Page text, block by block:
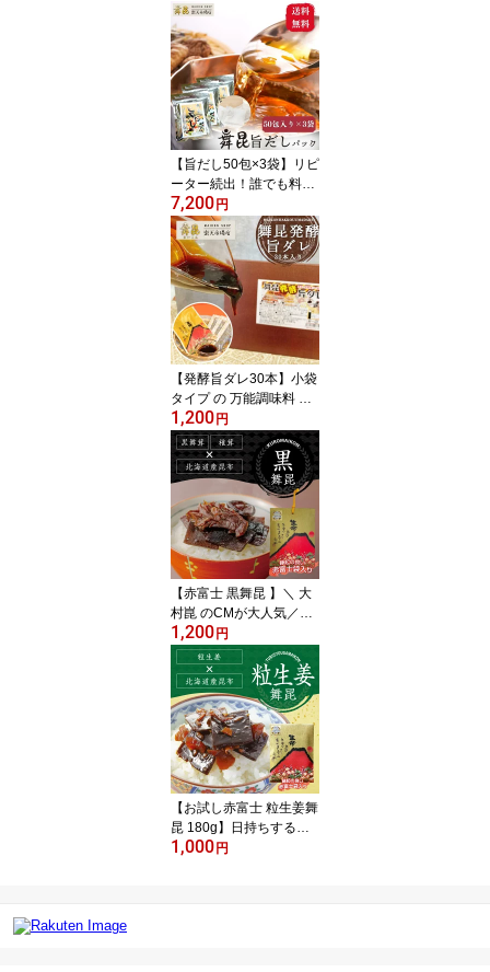
お歳暮｜内祝い 法事 お
返し お彼岸 初盆 新盆 お
供え物 粗供養｜お配り
ご挨拶 法人ギフト まと
め買い 帰省土産 手土産
｜高級佃煮 昆布佃煮 ご
飯のお供 ギフト 詰め合
わせ｜常温保存 長期保存
日持ち
【旨だし50包×3袋】リピ
ーター続出！誰でも料理
上手になれる だしパック
出汁パック こんぶだし
出汁 だし 出し ダシ こん
ぶ 昆布 万能だし 和風だ
し 昆布だし 昆布出汁 合
わせだし 旨味だし 粉末
だしの素 おせち お中元
うどんだし 味噌汁 料亭
の味 お雑煮 舞昆 こうは
ら
7,200 円
【発酵旨ダレ30本】小袋
タイプ の 万能調味料 だ
からおすそわけも 簡単！
万能ダレ 小分け 小袋 個
包装 たれ 万能タレ 使い
切り 甘辛 お歳暮 冬ギフ
ト 肉 魚介 野菜 焼肉 丼も
の 炒め物 焼き鳥 キャン
プ チャーハン 焼肉のた
れ 発酵ダレ 卵かけご飯
高級 昆布 舞昆のこうは
ら
1,200 円
【赤富士 黒舞昆 】＼ 大
村崑 のCMが大人気／世
界初発酵昆布！ 椎茸昆布
佃煮 昆布 ご飯のお供 お
中元 お歳暮 おせち ご飯
のおとも 昆布の佃煮 塩
昆布 塩こんぶ 椎茸 舞茸
しいたけ昆布 おにぎり
具 つくだ煮 つくだに ご
はんのお供 ギフト おか
ず まいこん 舞昆のこう
はら
1,200 円
【お試し赤富士 粒生姜舞
昆 180g】日持ちする昆
布の佃煮はもらって嬉し
1,000 円